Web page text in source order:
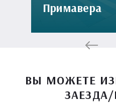
Примавера
ВЫ МОЖЕТЕ